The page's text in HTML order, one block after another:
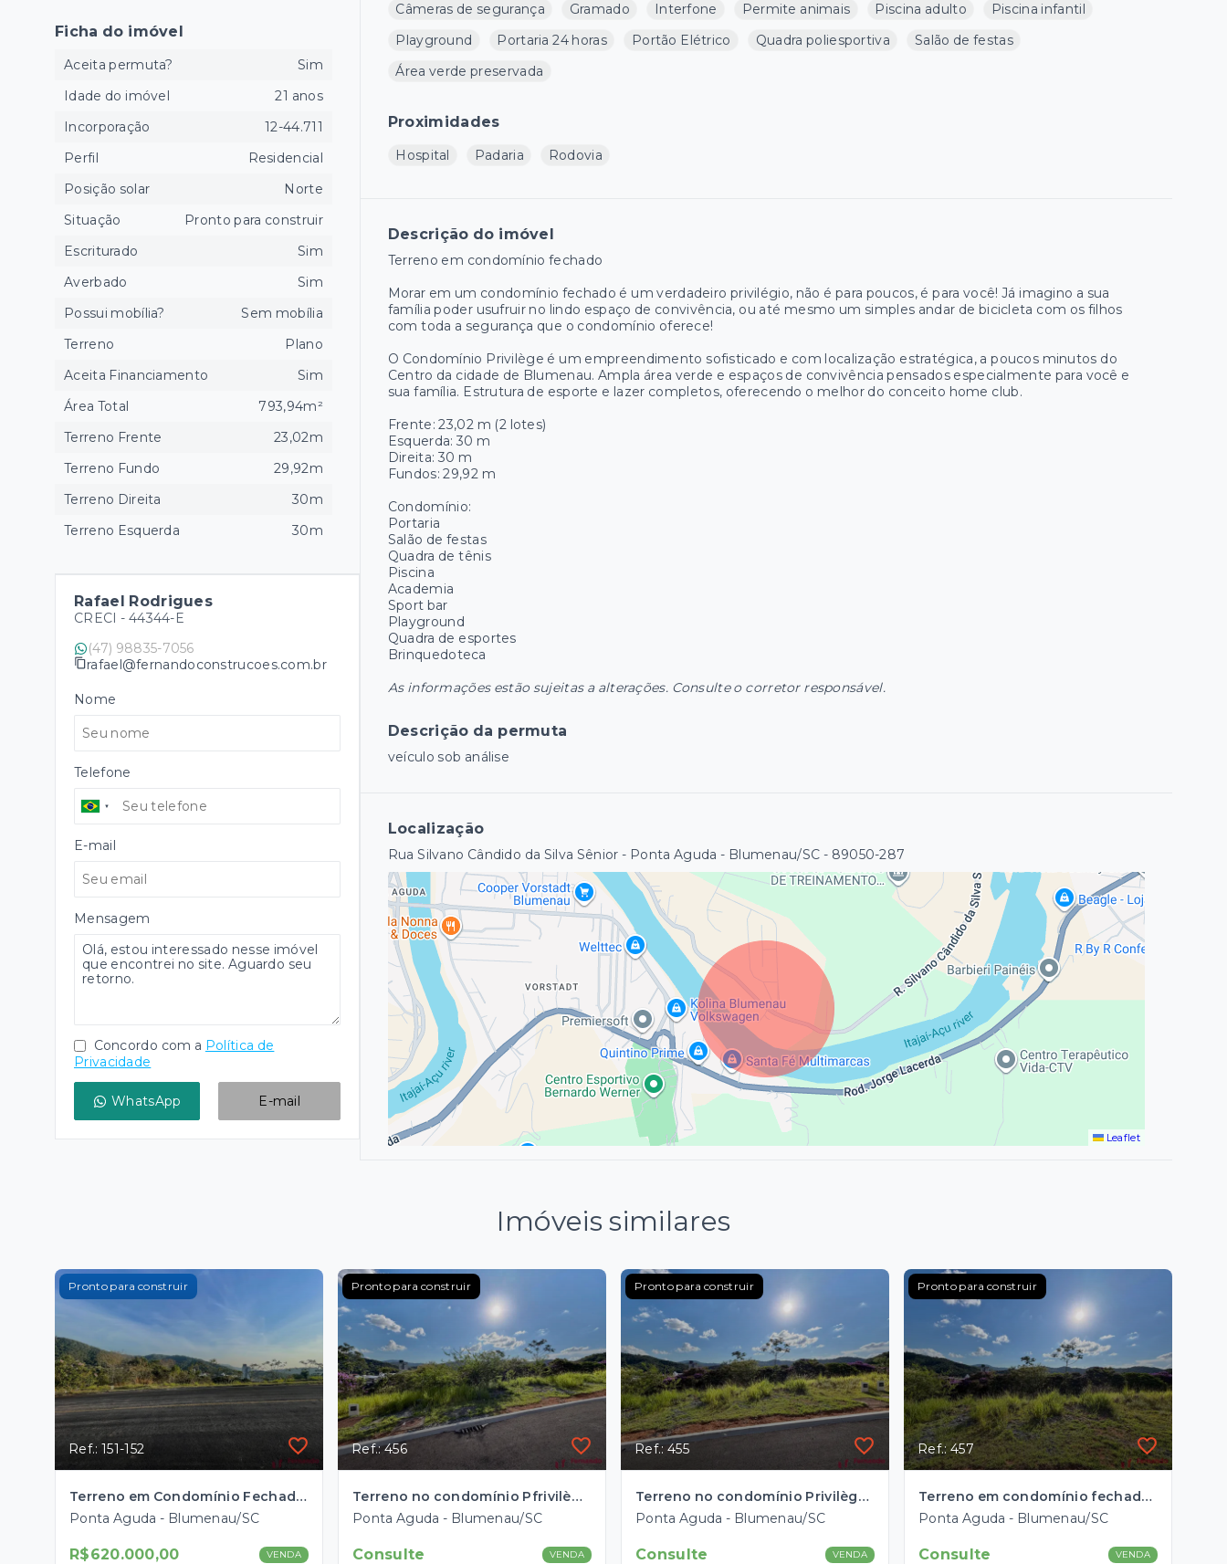
Câmeras de segurança
Gramado Interfone Permite animais Piscina adulto
Piscina infantil
Playground
Portaria 24 horas Portão Elétrico Quadra poliesportiva
Salão de festas
Área verde preservada
Proximidades
Hospital Padaria Rodovia
Descrição do imóvel
Terreno em condomínio fechado
Morar em um condomínio fechado é um verdadeiro privilégio, não é para poucos, é para você! Já imagino a sua
família poder usufruir no lindo espaço de convivência, ou até mesmo um simples andar de bicicleta com os filhos
com toda a segurança que o condomínio oferece!
O Condomínio Privilège é um empreendimento sofisticado e com localização estratégica, a poucos minutos do
Centro da cidade de Blumenau. Ampla área verde e espaços de convivência pensados especialmente para você e
sua família. Estrutura de esporte e lazer completos, oferecendo o melhor do conceito home club.
Frente: 23,02 m (2 lotes)
Esquerda: 30 m
Direita: 30 m
Fundos: 29,92 m
Condomínio:
Portaria
Salão de festas
Quadra de tênis
Piscina
Academia
Sport bar
Playground
Quadra de esportes
Brinquedoteca
As informações estão sujeitas a alterações. Consulte o corretor responsável.
Descrição da permuta
veículo sob análise
Localização
Rua Silvano Cândido da Silva Sênior - Ponta Aguda - Blumenau/SC - 89050-287
Leaflet
Ficha do imóvel
Aceita permuta?
Sim
Idade do imóvel
21 anos
Incorporação
12-44.711
Perfil
Residencial
Posição solar
Norte
Situação
Pronto para construir
Escriturado
Sim
Averbado
Sim
Possui mobília?
Sem mobília
Terreno
Plano
Aceita Financiamento
Sim
Área Total
793,94m²
Terreno Frente
23,02m
Terreno Fundo
29,92m
Terreno Direita
30m
Terreno Esquerda
30m
Rafael Rodrigues
CRECI - 44344-E
(47) 98835-7056
rafael@fernandoconstrucoes.com.br
Nome
Telefone
E-mail
Mensagem
Concordo com a Política de
Privacidade
WhatsApp E-mail
Imóveis similares
Pronto para construir
Ref.: 151-152
Terreno em Condomínio Fechado no bairro Ponta Aguda em Blumenau-SC com aprox. 793 m2.
Ponta Aguda - Blumenau/SC
R$620.000,00 VENDA
Pronto para construir
Ref.: 456
Terreno no condomínio Pfrivilège no bairro Ponta Aguda em Blumenau com aprox. 397 m2
Ponta Aguda - Blumenau/SC
Consulte VENDA
Pronto para construir
Ref.: 455
Terreno no condomínio Privilège com aproximadamente 397 m2 no bairro Ponta Aguda em Blumenau-SC
Ponta Aguda - Blumenau/SC
Consulte VENDA
Pronto para construir
Ref.: 457
Terreno em condomínio fechado com aprox. 387 m2 no bairro Ponta Aguda em Blumenau-SC
Ponta Aguda - Blumenau/SC
Consulte VENDA